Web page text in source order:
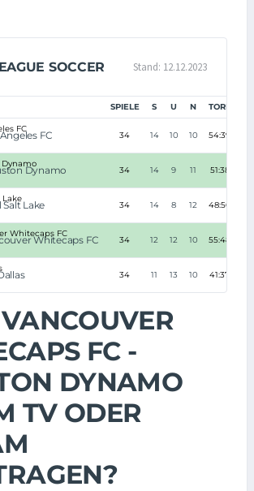
SOCCER Stand: 12.12.2023
SPIELE S U N TORE
FC 34 14 10 10 54:39
Dynamo 34 14 9 11 51:38
Salt Lake 34 14 8 12 48:50
Whitecaps FC 34 12 12 10 55:48
34 11 13 10 41:37
FC -
DYNAMO
TV ODER